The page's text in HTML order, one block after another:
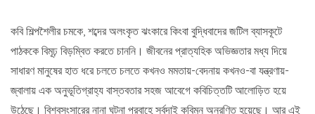
কবি শিল্পশৈলীর চমকে, শব্দের অলংকৃত ঝংকারে কিংবা বুদ্ধিবাদের জটিল ব্যাসকূটে
পাঠককে বিমূঢ় বিড়ম্বিত করতে চাননি। জীবনের প্রাত্যহিক অভিজ্ঞতার মধ্য দিয়ে
সাধারণ মানুষের হাত ধরে চলতে চলতে কখনও মমতায়-বেদনায় কখনও-বা যন্ত্রণায়-
জ্বালায় এক অনুভূতিগ্রাহ্য বাস্তবতার সহজ আবেগে কবিচিত্তটি আলোড়িত হয়ে
উঠেছে। বিশ্বসংসারের নানা ঘটনা প্রবাহে সর্বদাই কবিমন অনুরণিত হয়েছে। আর এই